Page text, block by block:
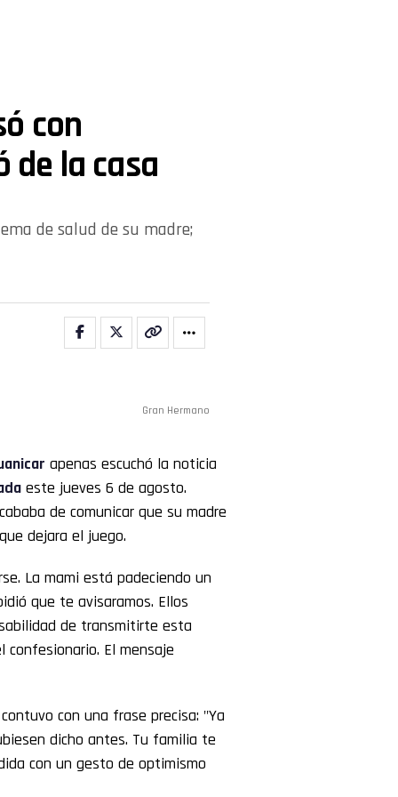
con
de la casa
de salud de su madre;
Gran Hermano
apenas escuchó la noticia
este jueves 6 de agosto.
de comunicar que su madre
dejara el juego.
La mami está padeciendo un
que te avisaramos. Ellos
de transmitirte esta
confesionario. El mensaje
con una frase precisa: "Ya
dicho antes. Tu familia te
con un gesto de optimismo